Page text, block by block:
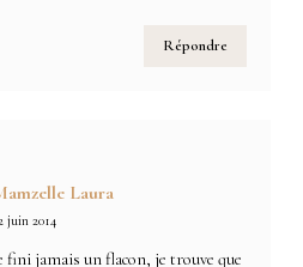
Répondre
Laura
juin 2014
fini jamais un flacon, je trouve que